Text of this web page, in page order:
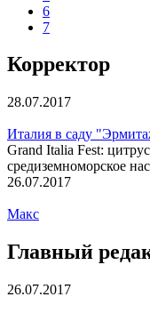
6
7
Корректор
28.07.2017
Италия в саду
Grand Italia Fest:
средиземноморское
26.07.2017
Макс
Главный
26.07.2017